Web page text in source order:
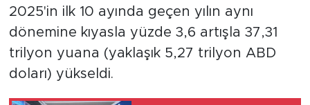
2025'in ilk 10 ayında geçen yılın aynı
dönemine kıyasla yüzde 3,6 artışla 37,31
trilyon yuana (yaklaşık 5,27 trilyon ABD
doları) yükseldi.
Xinhua
Xinhua Türkiye
Seyahat